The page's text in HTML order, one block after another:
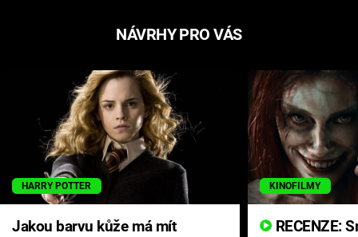
NÁVRHY PRO VÁS
HARRY POTTER
Jakou barvu kůže má mít
KINOFILMY